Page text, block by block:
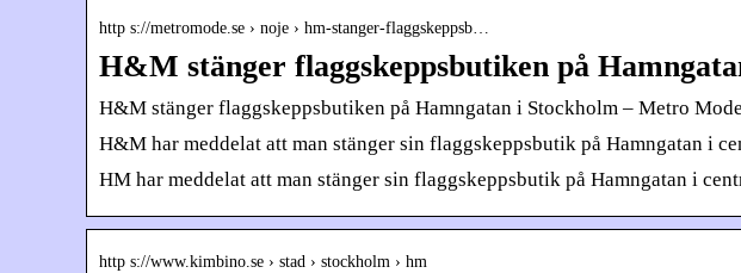
http s://metromode.se › noje › hm-stanger-flaggskeppsb…
H&M stänger flaggskeppsbutiken på
H&M stänger flaggskeppsbutiken på Hamngatan i Stockholm – Metro Mode
H&M har meddelat att man stänger sin flaggskeppsbutik på Hamngatan i
HM har meddelat att man stänger sin flaggskeppsbutik på Hamngatan i
http s://www.kimbino.se › stad › stockholm › hm